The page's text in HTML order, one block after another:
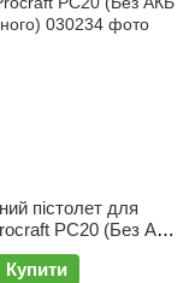
пістолет для
PC20 (Без АКБ
Купити